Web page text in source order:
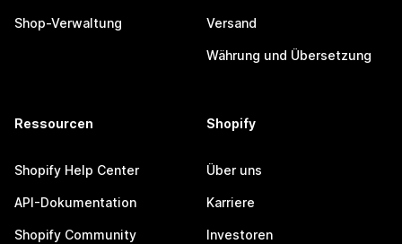
Shop-Verwaltung Versand
Währung und Übersetzung
Ressourcen
Shopify Help Center
API-Dokumentation
Shopify Community
Shopify
Über uns
Karriere
Investoren